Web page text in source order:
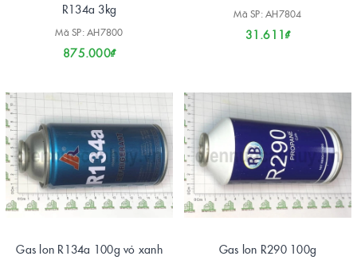
R134a 3kg
Mã SP: AH7800
875.000₫
Mã SP: AH7804
31.611₫
Gas lon R134a 100g vỏ xanh Gas lon R290 100g